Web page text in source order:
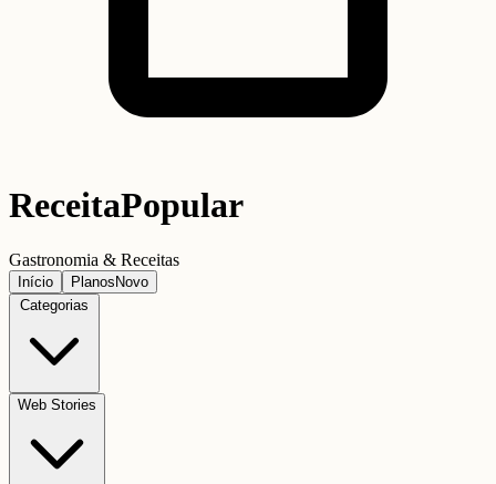
ReceitaPopular
Gastronomia & Receitas
Início Planos Novo
Categorias
Web Stories